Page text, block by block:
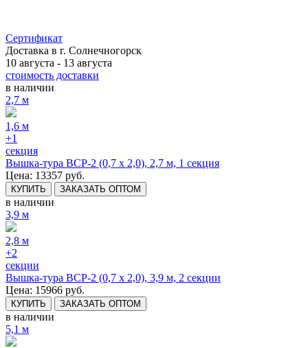
Сертификат
Доставка в г. Солнечногорск
10 августа - 13 августа
стоимость доставки
в наличии
2,7 м
1,6 м
+1
секция
Вышка-тура ВСР-2 (0,7 х 2,0), 2,7 м, 1 секция
Цена: 13357 руб.
КУПИТЬ ЗАКАЗАТЬ ОПТОМ
в наличии
3,9 м
2,8 м
+2
секции
Вышка-тура ВСР-2 (0,7 х 2,0), 3,9 м, 2 секции
Цена: 15966 руб.
КУПИТЬ ЗАКАЗАТЬ ОПТОМ
в наличии
5,1 м